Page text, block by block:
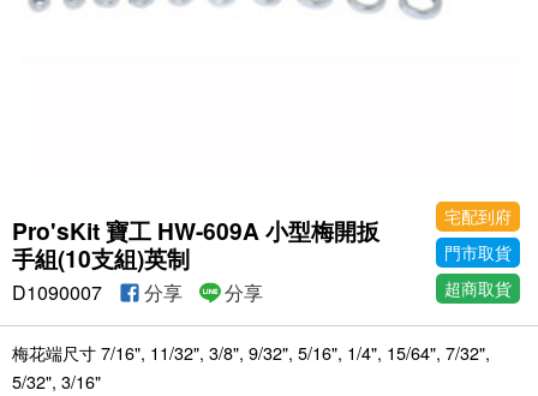
Pro'sKit 寶工 HW-609A 小型梅開扳
手組(10支組)英制
宅配到府
門市取貨
超商取貨
D1090007 分享 分享
梅花端尺寸 7/16", 11/32", 3/8", 9/32", 5/16", 1/4", 15/64", 7/32",
5/32", 3/16"